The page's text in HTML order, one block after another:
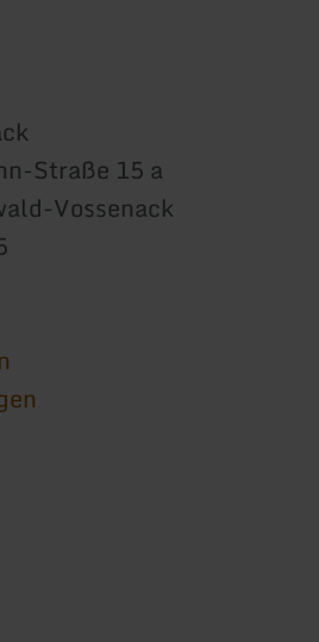
Straße 15 a
Vossenack